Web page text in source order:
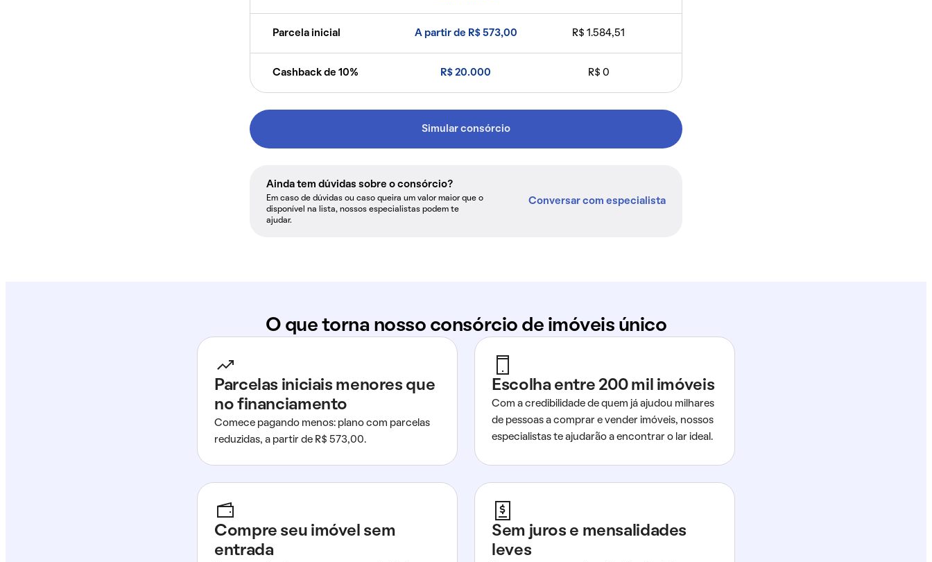
Parcela inicial A partir de R$ 573,00 R$ 1.584,51
Cashback de 10% R$ 20.000 R$ 0
Simular consórcio
Ainda tem dúvidas sobre o consórcio?
Em caso de dúvidas ou caso queira um valor maior que o
disponível na lista, nossos especialistas podem te
ajudar.
Conversar com especialista
O que torna nosso consórcio de imóveis único
Parcelas iniciais menores que
no financiamento
Comece pagando menos: plano com parcelas
reduzidas, a partir de R$ 573,00.
Escolha entre 200 mil imóveis
Com a credibilidade de quem já ajudou milhares
de pessoas a comprar e vender imóveis, nossos
especialistas te ajudarão a encontrar o lar ideal.
Compre seu imóvel sem
entrada
Sem juros e mensalidades
leves